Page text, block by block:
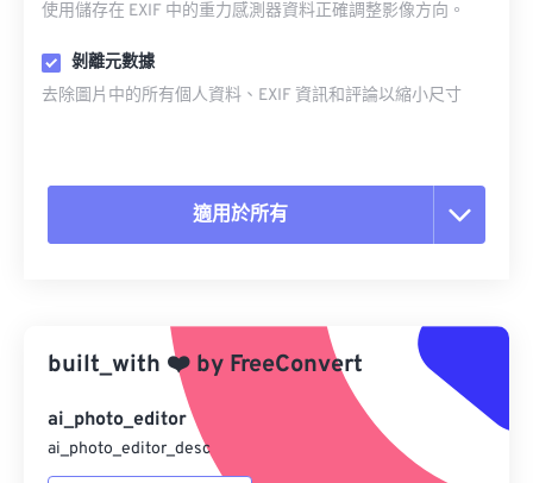
使用儲存在 EXIF 中的重力感測器資料正確調整影像方向。
剝離元數據
去除圖片中的所有個人資料、EXIF 資訊和評論以縮小尺寸
適用於所有
另存為預設
built_with ❤️ by FreeConvert
ai_photo_editor
ai_photo_editor_desc